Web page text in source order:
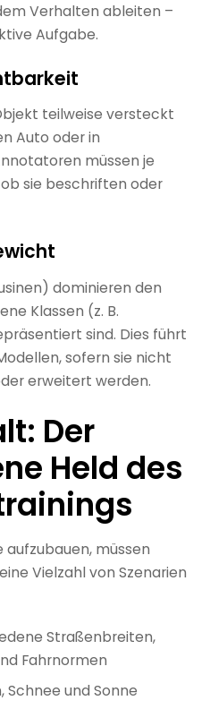
Verhalten ableiten –
Aufgabe.
teilweise versteckt
Auto oder in
müssen je
sie beschriften oder
dominieren den
Klassen (z. B.
sind. Dies führt
sofern sie nicht
erweitert werden.
Der
Held des
müssen
Vielzahl von Szenarien
Straßenbreiten,
Fahrnormen
Schnee und Sonne